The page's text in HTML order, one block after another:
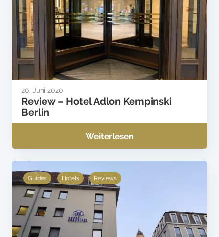
20. Juni 2020
Review – Hotel Adlon Kempinski
Berlin
Weiterlesen
Guides Hotels Reviews